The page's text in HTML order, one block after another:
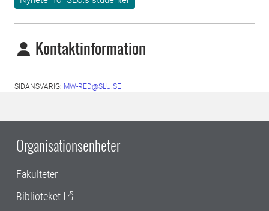
Kontaktinformation
SIDANSVARIG: MW-RED@SLU.SE
Organisationsenheter
Fakulteter
Biblioteket